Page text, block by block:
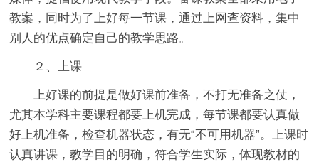
教案，同时为了上好每一节课，通过上网查资料，集中
别人的优点确定自己的教学思路。
２、上课
上好课的前提是做好课前准备，不打无准备之仗，
尤其本学科主要课程都要上机完成，每节课都要认真做
好上机准备，检查机器状态，有无“不可用机器”。上课时
认真讲课，教学目的明确，符合学生实际，体现教材的